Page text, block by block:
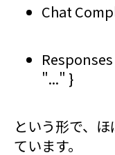
Chat
"..." }
という形で、
ています。